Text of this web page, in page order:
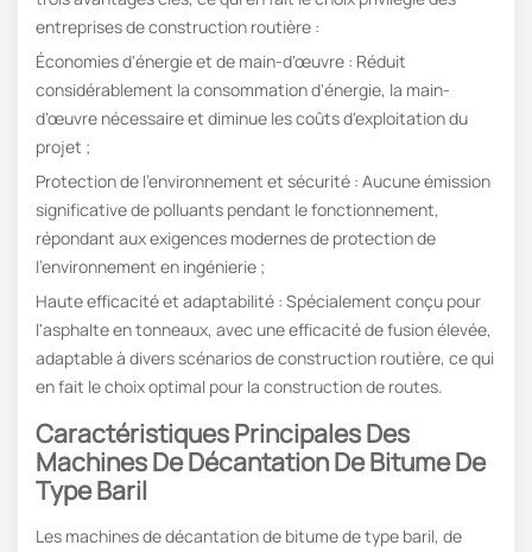
entreprises de construction routière :
Économies d'énergie et de main-d'œuvre : Réduit
considérablement la consommation d'énergie, la main-
d'œuvre nécessaire et diminue les coûts d'exploitation du
projet ;
Protection de l'environnement et sécurité : Aucune émission
significative de polluants pendant le fonctionnement,
répondant aux exigences modernes de protection de
l'environnement en ingénierie ;
Haute efficacité et adaptabilité : Spécialement conçu pour
l'asphalte en tonneaux, avec une efficacité de fusion élevée,
adaptable à divers scénarios de construction routière, ce qui
en fait le choix optimal pour la construction de routes.
Caractéristiques Principales Des
Machines De Décantation De Bitume De
Type Baril
Les machines de décantation de bitume de type baril, de